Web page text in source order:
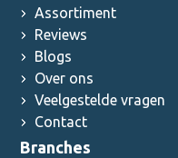
Assortiment
Reviews
Blogs
Over ons
Veelgestelde vragen
Contact
Branches